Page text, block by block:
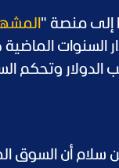
إلى منصة "
السنوات
الدولار وتحكم
سلام أن السوق